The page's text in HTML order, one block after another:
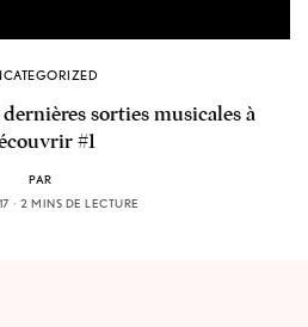
sorties musicales à
#1
PAR
2 MINS DE LECTURE